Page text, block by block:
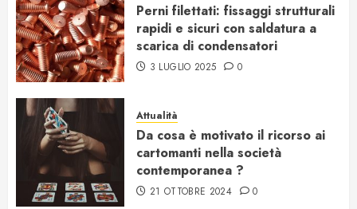
Perni filettati: fissaggi strutturali
rapidi e sicuri con saldatura a
scarica di condensatori
3 LUGLIO 2025 0
Attualità
Da cosa è motivato il ricorso ai
cartomanti nella società
contemporanea ?
21 OTTOBRE 2024 0